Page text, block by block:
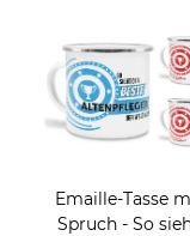
Emaille-Tasse
Spruch - So